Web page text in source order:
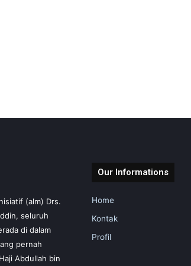
(alm) Drs.
seluruh
di dalam
pernah
Abdullah bin
Our Informations
Home
Kontak
Profil